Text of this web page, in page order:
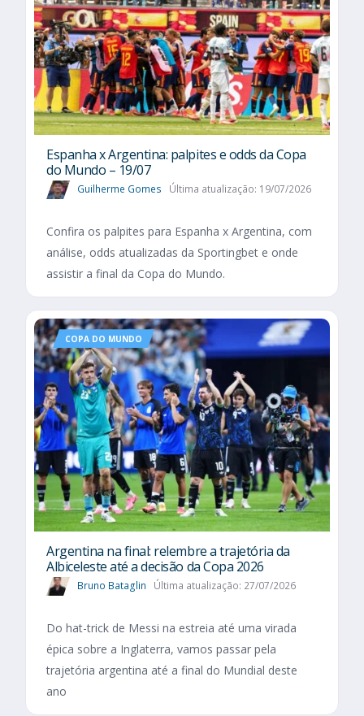
Espanha x Argentina: palpites e odds da Copa
do Mundo – 19/07
Guilherme Gomes Última atualização: 19/07/2026
Confira os palpites para Espanha x Argentina, com
análise, odds atualizadas da Sportingbet e onde
assistir a final da Copa do Mundo.
COPA DO MUNDO
Argentina na final: relembre a trajetória da
Albiceleste até a decisão da Copa 2026
Bruno Bataglin Última atualização: 27/07/2026
Do hat-trick de Messi na estreia até uma virada
épica sobre a Inglaterra, vamos passar pela
trajetória argentina até a final do Mundial deste
ano